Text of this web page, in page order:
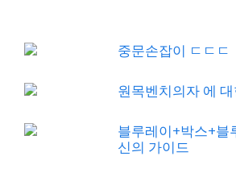
중문손잡이 ㄷㄷㄷ
원목벤치의자 에
블루레이+박스+블
신의 가이드